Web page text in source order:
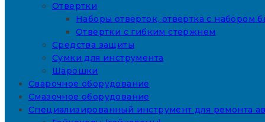
Отвертки
Наборы отверток, отвертка с набором
Отвертки с гибким стержнем
Средства защиты
Сумки для инструмента
Шарошки
Сварочное оборудование
Смазочное оборудование
Специализированный инструмент для ремонта